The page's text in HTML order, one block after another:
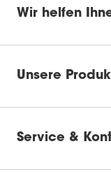
Wir helfen
Unsere
Service &